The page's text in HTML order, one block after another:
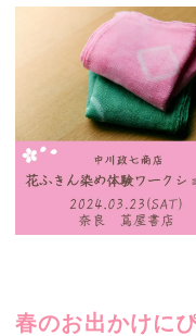
春のお出かけに